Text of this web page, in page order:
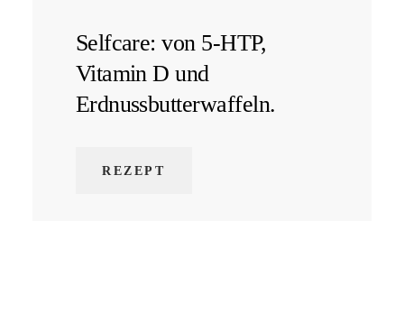
Selfcare: von 5-HTP,
Vitamin D und
Erdnussbutterwaffeln.
REZEPT